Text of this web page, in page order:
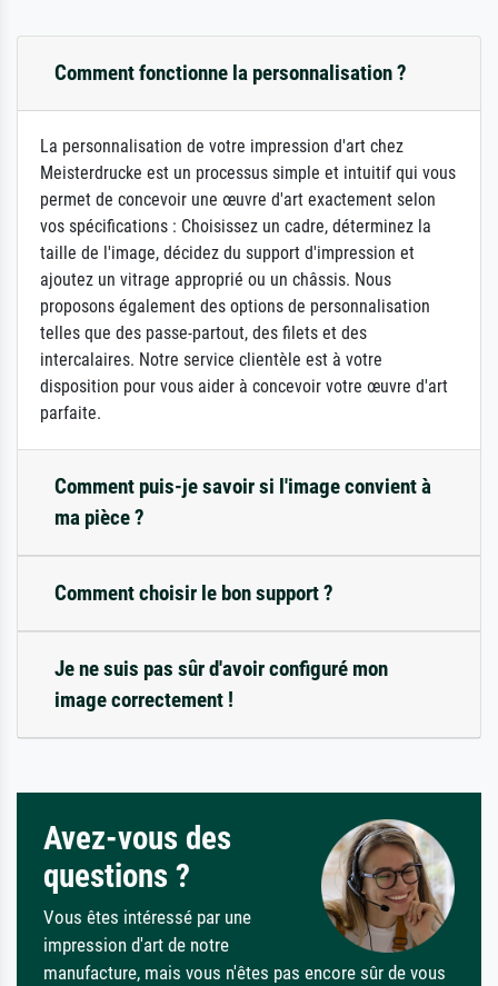
Comment fonctionne la personnalisation ?
La personnalisation de votre impression d'art chez
Meisterdrucke est un processus simple et intuitif qui vous
permet de concevoir une œuvre d'art exactement selon
vos spécifications : Choisissez un cadre, déterminez la
taille de l'image, décidez du support d'impression et
ajoutez un vitrage approprié ou un châssis. Nous
proposons également des options de personnalisation
telles que des passe-partout, des filets et des
intercalaires. Notre service clientèle est à votre
disposition pour vous aider à concevoir votre œuvre d'art
parfaite.
Comment puis-je savoir si l'image convient à
ma pièce ?
Comment choisir le bon support ?
Je ne suis pas sûr d'avoir configuré mon
image correctement !
Avez-vous des
questions ?
Vous êtes intéressé par une
impression d'art de notre
manufacture, mais vous n'êtes pas encore sûr de vous